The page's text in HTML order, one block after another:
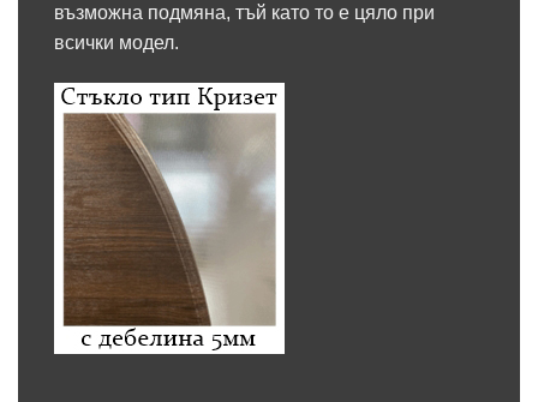
възможна подмяна, тъй като то е цяло при
всички модел.